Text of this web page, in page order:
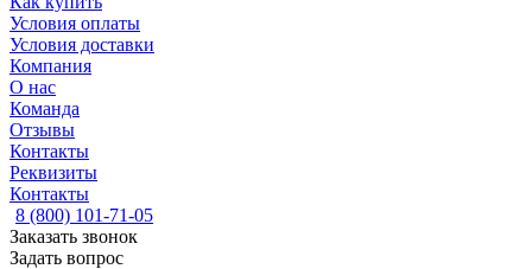
Условия оплаты
Условия доставки
Компания
О нас
Команда
Отзывы
Контакты
Реквизиты
Контакты
8 (800) 101-71-05
Заказать звонок
Задать вопрос